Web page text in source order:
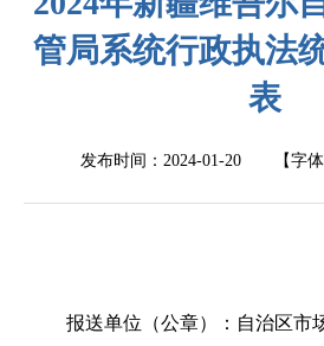
管局系统行政执法
表
发布时间：2024-01-20 【字体
报送单位（公章）： 自治区市